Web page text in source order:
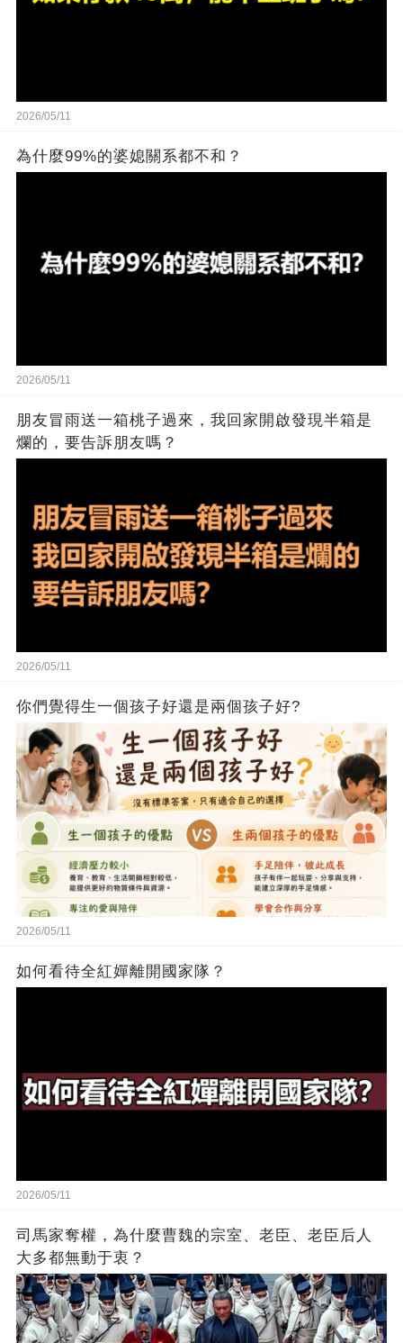
2026/05/11
為什麼99%的婆媳關系都不和？
2026/05/11
朋友冒雨送一箱桃子過來，我回家開啟發現半箱是
爛的，要告訴朋友嗎？
2026/05/11
你們覺得生一個孩子好還是兩個孩子好?
2026/05/11
如何看待全紅嬋離開國家隊？
2026/05/11
司馬家奪權，為什麼曹魏的宗室、老臣、老臣后人
大多都無動于衷？